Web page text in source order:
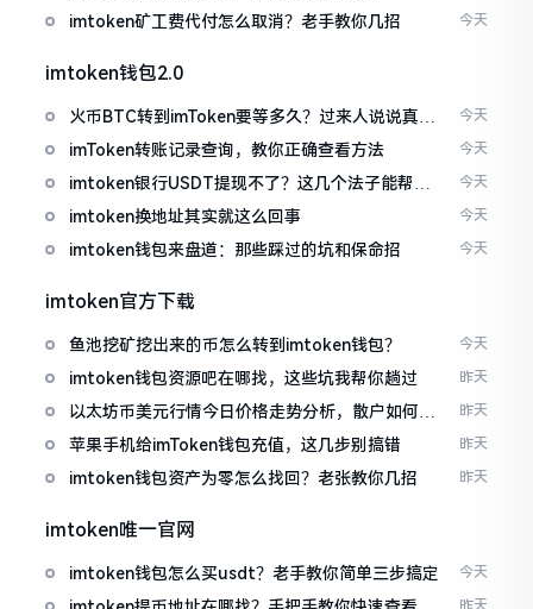
imtoken矿工费代付怎么取消？老手教你几招 今天
imtoken钱包2.0
火币BTC转到imToken要等多久？过来人说说真实
情况
今天
imToken转账记录查询，教你正确查看方法 今天
imtoken银行USDT提现不了？这几个法子能帮你
搞定
今天
imtoken换地址其实就这么回事 今天
imtoken钱包来盘道：那些踩过的坑和保命招 今天
imtoken官方下载
鱼池挖矿挖出来的币怎么转到imtoken钱包？ 今天
imtoken钱包资源吧在哪找，这些坑我帮你趟过 昨天
以太坊币美元行情今日价格走势分析，散户如何避
免追涨杀跌被套牢
昨天
苹果手机给imToken钱包充值，这几步别搞错 昨天
imtoken钱包资产为零怎么找回？老张教你几招 昨天
imtoken唯一官网
imtoken钱包怎么买usdt？老手教你简单三步搞定 今天
昨天